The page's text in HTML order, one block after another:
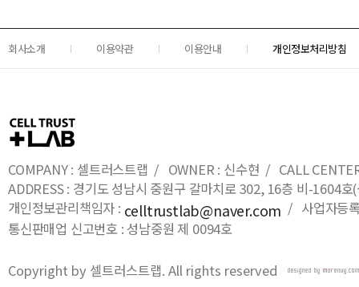
회사소개 이용약관 이용안내 개인정보처리방침
COMPANY : 셀트러스트랩 / OWNER : 신수현 / CALL
ADDRESS : 경기도 성남시 중원구 갈마치로 302, 16층 비-1604
개인정보관리책임자 : celltrustlab@naver.com / 사업자등
통신판매업 신고번호 : 성남중원 제 0094호
Copyright by 셀트러스트랩. All rights reserved